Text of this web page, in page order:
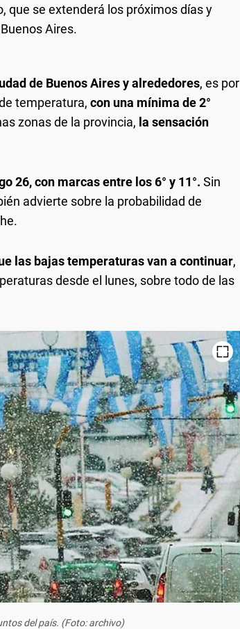
que se extenderá los próximos días y
Aires.
de Buenos Aires y alrededores, es por
temperatura, con una mínima de 2°
zonas de la provincia, la sensación
26, con marcas entre los 6° y 11°. Sin
advierte sobre la probabilidad de
las bajas temperaturas van a continuar,
desde el lunes, sobre todo de las
del país. (Foto: archivo)